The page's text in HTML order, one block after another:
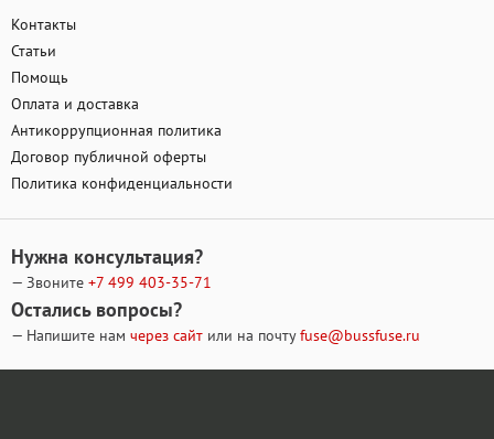
Контакты
Статьи
Помощь
Оплата и доставка
Антикоррупционная политика
Договор публичной оферты
Политика конфиденциальности
Нужна консультация?
— Звоните +7 499 403-35-71
Остались вопросы?
— Напишите нам через сайт или на почтуfuse@bussfuse.ru